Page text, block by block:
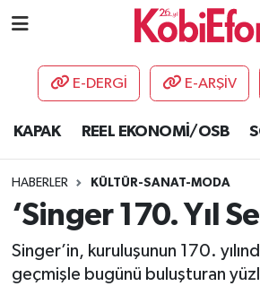
E-DERGİ E-ARŞİV
KAPAK REEL EKONOMİ/OSB
HABERLER KÜLTÜR-SANAT-MODA
‘Singer 170. Yıl
Singer’in, kuruluşunun 170.
geçmişle bugünü buluşturan
AKADEMİ
DESTEK-TEŞVİK
GÜNCEL